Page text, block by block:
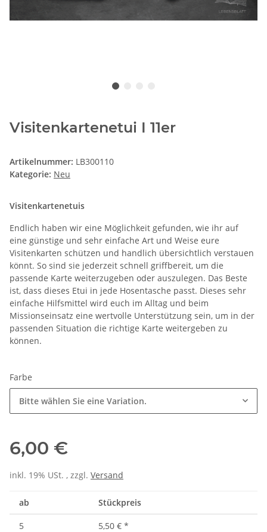
Visitenkartenetui I 11er
Artikelnummer: LB300110
Kategorie: Neu
Visitenkartenetuis
Endlich haben wir eine Möglichkeit gefunden, wie ihr auf
eine günstige und sehr einfache Art und Weise eure
Visitenkarten schützen und handlich übersichtlich verstauen
könnt. So sind sie jederzeit schnell griffbereit, um die
passende Karte weiterzugeben oder auszulegen. Das Beste
ist, dass dieses Etui in jede Hosentasche passt. Dieses sehr
einfache Hilfsmittel wird euch im Alltag und beim
Missionseinsatz eine wertvolle Unterstützung sein, um in der
passenden Situation die richtige Karte weitergeben zu
können.
Farbe
Bitte wählen Sie eine Variation.
6,00 €
inkl. 19% USt. , zzgl. Versand
ab Stückpreis
5 5,50 € *